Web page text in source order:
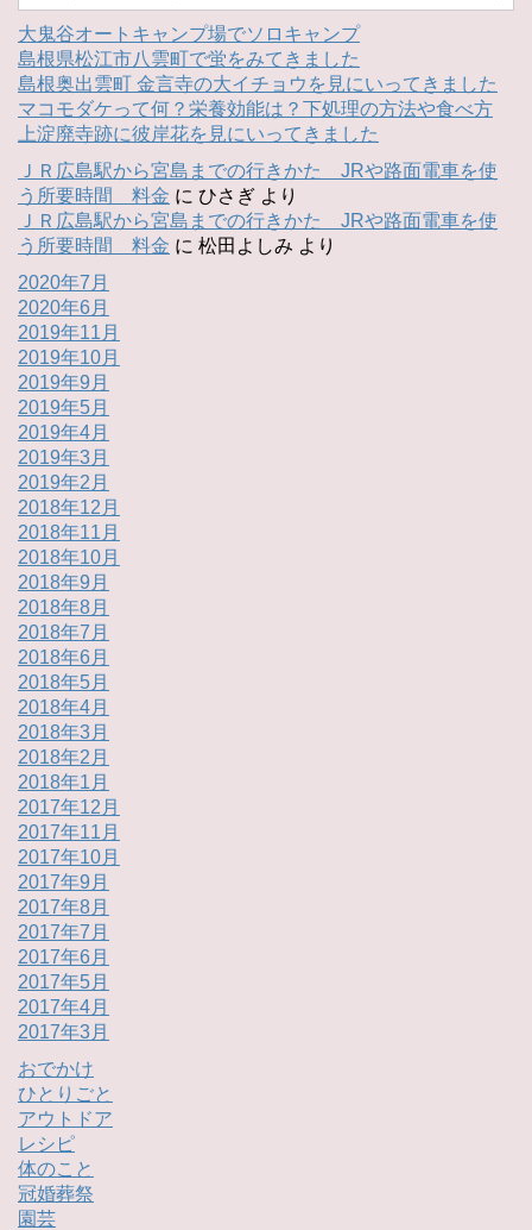
大鬼谷オートキャンプ場でソロキャンプ
島根県松江市八雲町で蛍をみてきました
島根奥出雲町 金言寺の大イチョウを見にいってきました
マコモダケって何？栄養効能は？下処理の方法や食べ方
上淀廃寺跡に彼岸花を見にいってきました
ＪＲ広島駅から宮島までの行きかた JRや路面電車を使
う所要時間 料金 に ひさぎ より
ＪＲ広島駅から宮島までの行きかた JRや路面電車を使
う所要時間 料金 に 松田よしみ より
2020年7月
2020年6月
2019年11月
2019年10月
2019年9月
2019年5月
2019年4月
2019年3月
2019年2月
2018年12月
2018年11月
2018年10月
2018年9月
2018年8月
2018年7月
2018年6月
2018年5月
2018年4月
2018年3月
2018年2月
2018年1月
2017年12月
2017年11月
2017年10月
2017年9月
2017年8月
2017年7月
2017年6月
2017年5月
2017年4月
2017年3月
おでかけ
ひとりごと
アウトドア
レシピ
体のこと
冠婚葬祭
園芸